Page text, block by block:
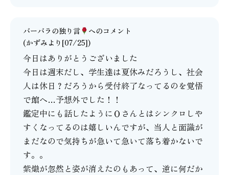
バーバラの独り言
へのコメント
(かずみより[07/25])
今日はありがとうございました
今日は週末だし、学生達は夏休みだろうし、社会
人は休日？だろうから受付終了なってるのを覚悟
で館へ…予想外でした！！
鑑定中にも話したようにＯさんとはシンクロしや
すくなってるのは嬉しいんですが、当人と面識が
まだなので気持ちが急いて急いて落ち着かないで
す。。
紫熾が忽然と姿が消えたのもあって、逆に何だか